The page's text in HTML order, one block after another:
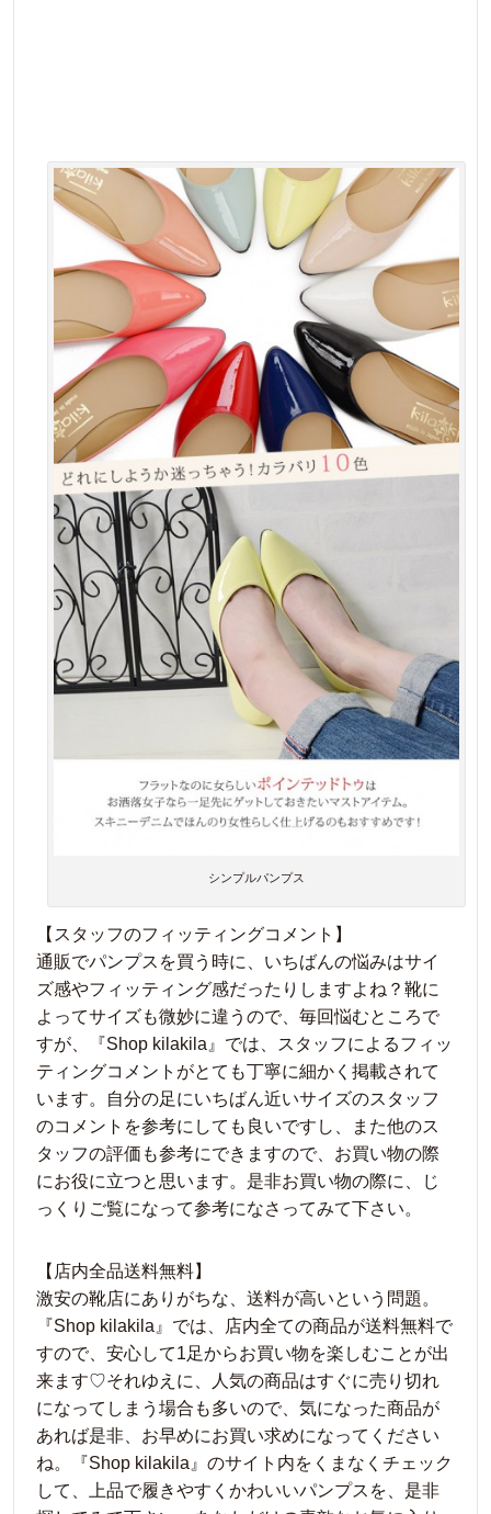
シンプルパンプス
【スタッフのフィッティングコメント】
通販でパンプスを買う時に、いちばんの悩みはサイ
ズ感やフィッティング感だったりしますよね？靴に
よってサイズも微妙に違うので、毎回悩むところで
すが、『Shop kilakila』では、スタッフによるフィッ
ティングコメントがとても丁寧に細かく掲載されて
います。自分の足にいちばん近いサイズのスタッフ
のコメントを参考にしても良いですし、また他のス
タッフの評価も参考にできますので、お買い物の際
にお役に立つと思います。是非お買い物の際に、じ
っくりご覧になって参考になさってみて下さい。
【店内全品送料無料】
激安の靴店にありがちな、送料が高いという問題。
『Shop kilakila』では、店内全ての商品が送料無料で
すので、安心して1足からお買い物を楽しむことが出
来ます♡それゆえに、人気の商品はすぐに売り切れ
になってしまう場合も多いので、気になった商品が
あれば是非、お早めにお買い求めになってください
ね。『Shop kilakila』のサイト内をくまなくチェック
して、上品で履きやすくかわいいパンプスを、是非